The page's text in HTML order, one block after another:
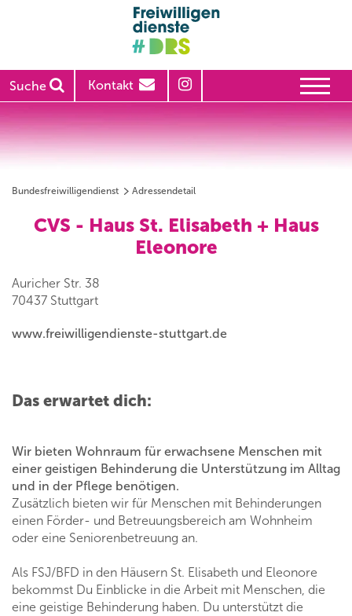
Suche Kontakt
Bundesfreiwilligendienst Adressendetail
CVS - Haus St. Elisabeth + Haus
Eleonore
Auricher Str. 38
70437 Stuttgart
www.freiwilligendienste-stuttgart.de
Das erwartet dich:
Wir bieten Wohnraum für erwachsene Menschen mit
einer geistigen Behinderung die Unterstützung im Alltag
und in der Pflege benötigen.
Zusätzlich bieten wir für Menschen mit Behinderungen
einen Förder- und Betreuungsbereich am Wohnheim
oder eine Seniorenbetreuung an.
Als FSJ/BFD in den Häusern St. Elisabeth und Eleonore
bekommst Du Einblicke in die Arbeit mit Menschen, die
eine geistige Behinderung haben. Du unterstützt die